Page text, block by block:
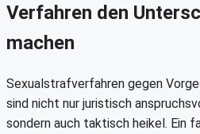
Verfahren den
machen
Sexualstrafverfahren gegen
sind nicht nur juristisch
sondern auch taktisch heikel. Ein